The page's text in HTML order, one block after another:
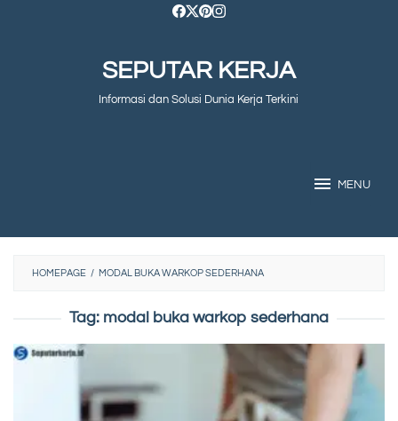
SEPUTAR KERJA
Informasi dan Solusi Dunia Kerja Terkini
MENU
HOMEPAGE / MODAL BUKA WARKOP SEDERHANA
Tag: modal buka warkop sederhana